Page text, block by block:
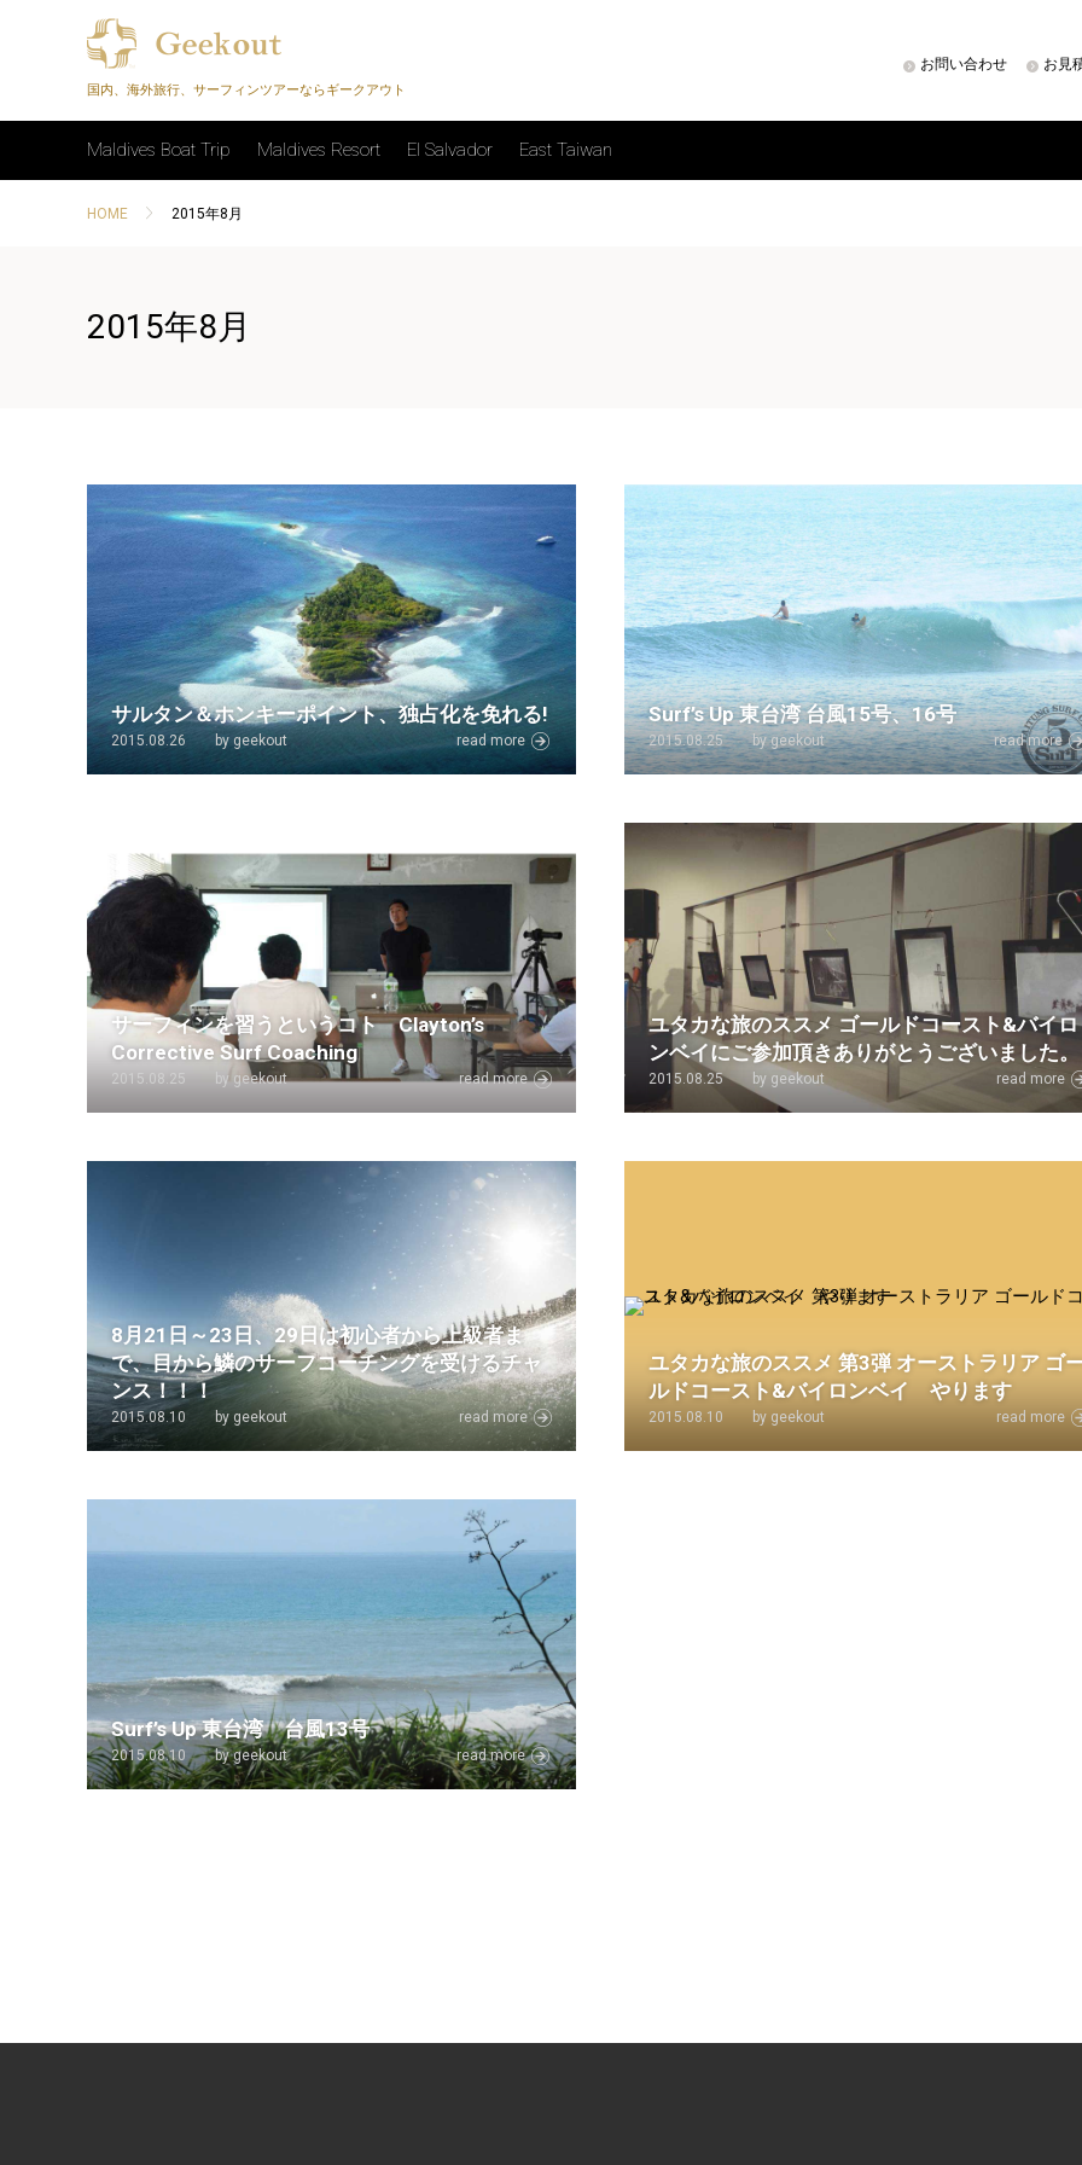
お問い合わせ お見
国内、海外旅行、サーフィンツアーならギークアウト
Maldives Boat Trip Maldives Resort El Salvador East Taiwan
HOME 2015年8月
2015年8月
サルタン＆ホンキーポイント、独占化を免れる!
2015.08.26 by geekout read more
Surf’s Up 東台湾 台風15号、16号
2015.08.25 by geekout read more
サーフィンを習うというコト Clayton’s
Corrective Surf Coaching
2015.08.25 by geekout read more
ユタカな旅のススメ ゴールドコースト&バイロ
ンベイにご参加頂きありがとうございました。
2015.08.25 by geekout read more
8月21日～23日、29日は初心者から上級者ま
で、目から鱗のサーフコーチングを受けるチャ
ンス！！！
2015.08.10 by geekout read more
ユタカな旅のススメ 第3弾 オーストラリア ゴ
ルドコースト&バイロンベイ やります
2015.08.10 by geekout read more
Surf’s Up 東台湾 台風13号
2015.08.10 by geekout read more